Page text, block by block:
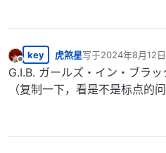
离线
key 虎煞星写于2024年8月12
最后由 编辑
G.I.B. ガールズ・イン・ブラッ
（复制一下，看是不是标点的问